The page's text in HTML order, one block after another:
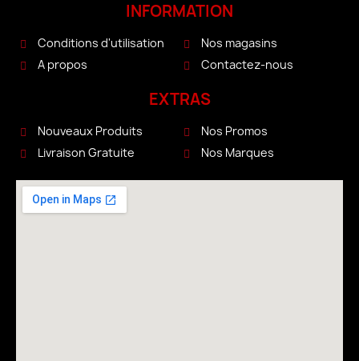
INFORMATION
Conditions d'utilisation
A propos
Nos magasins
Contactez-nous
EXTRAS
Nouveaux Produits
Livraison Gratuite
Nos Promos
Nos Marques